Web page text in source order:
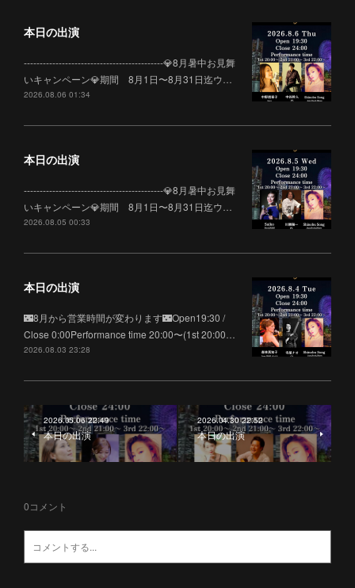
本日の出演
--------------------------------------------💎8月暑中お見舞
いキャンペーン💎期間 8月1日〜8月31日迄ウ…
2026.08.06 01:34
本日の出演
--------------------------------------------💎8月暑中お見舞
いキャンペーン💎期間 8月1日〜8月31日迄ウ…
2026.08.05 00:33
本日の出演
🌃8月から営業時間が変わります🌃Open19:30 /
Close 0:00Performance time 20:00〜(1st 20:00…
2026.08.03 23:28
2026.05.06 22:49
本日の出演
2026.04.30 22:52
本日の出演
0コメント